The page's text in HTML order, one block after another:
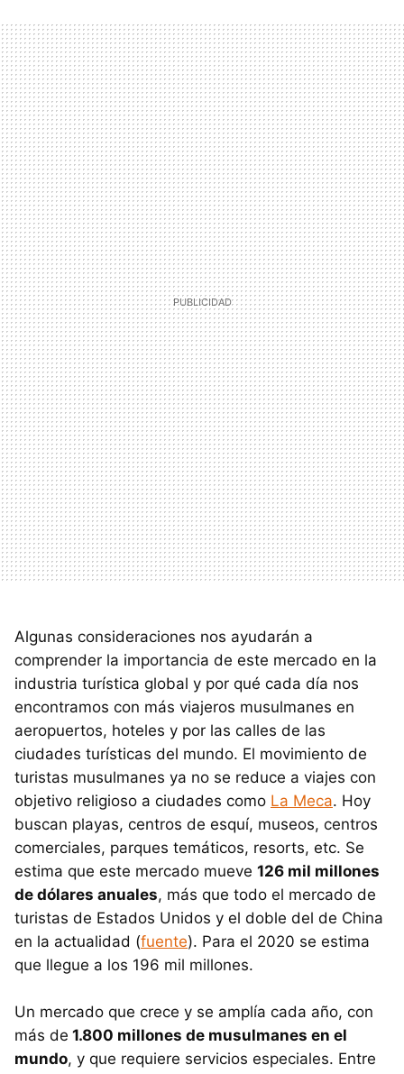
Algunas consideraciones nos ayudarán a
comprender la importancia de este mercado en la
industria turística global y por qué cada día nos
encontramos con más viajeros musulmanes en
aeropuertos, hoteles y por las calles de las
ciudades turísticas del mundo. El movimiento de
turistas musulmanes ya no se reduce a viajes con
objetivo religioso a ciudades como La Meca. Hoy
buscan playas, centros de esquí, museos, centros
comerciales, parques temáticos, resorts, etc. Se
estima que este mercado mueve 126 mil millones
de dólares anuales, más que todo el mercado de
turistas de Estados Unidos y el doble del de China
en la actualidad (fuente). Para el 2020 se estima
que llegue a los 196 mil millones.
Un mercado que crece y se amplía cada año, con
más de 1.800 millones de musulmanes en el
mundo, y que requiere servicios especiales. Entre